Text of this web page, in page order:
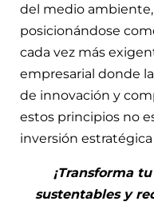
del medio
posicionándose
cada vez más
empresarial donde
de innovación y
estos principios no
inversión
¡Transforma
sustentables y